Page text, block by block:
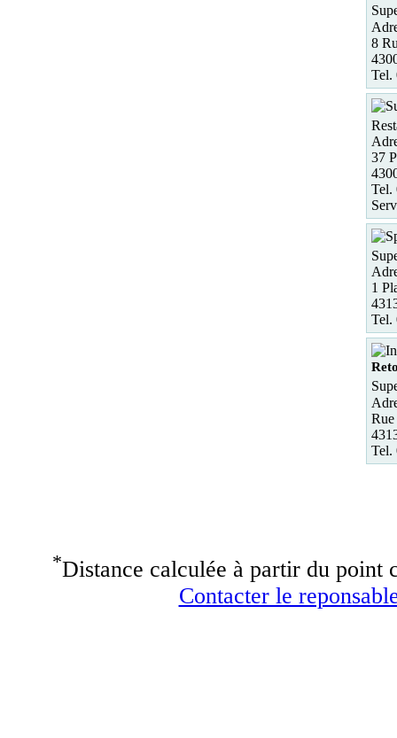
8
Tel.
37
Tel.
1
Tel.
Rue
Tel.
*Distance calculée à partir du point
Contacter le